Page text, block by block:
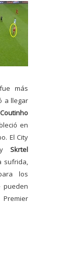
más
a llegar
Coutinho
en
El City
Skrtel
sufrida,
los
pueden